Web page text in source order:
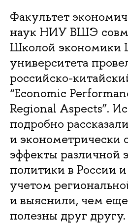
Факультет
наук НИУ ВШЭ
Школой экономики
университета
российско-
“Economic
Regional Aspects”.
подробно
и эконометрически
эффекты различной
политики в России
учетом
и выяснили, чем
полезны друг другу.